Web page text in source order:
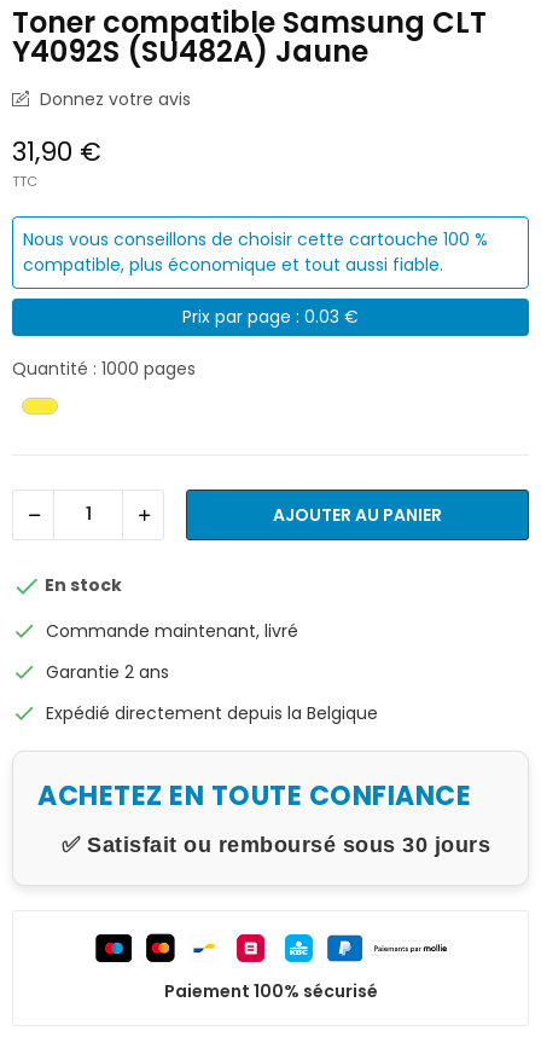
Toner compatible Samsung CLT
Y4092S (SU482A) Jaune
Donnez votre avis
31,90 €
TTC
Nous vous conseillons de choisir cette cartouche 100 %
compatible, plus économique et tout aussi fiable.
Prix par page : 0.03 €
Quantité : 1000 pages
AJOUTER AU PANIER
 En stock
check Commande maintenant, livré
check Garantie 2 ans
check Expédié directement depuis la Belgique
ACHETEZ EN TOUTE CONFIANCE
✅ Satisfait ou remboursé sous 30 jours
Paiement 100% sécurisé